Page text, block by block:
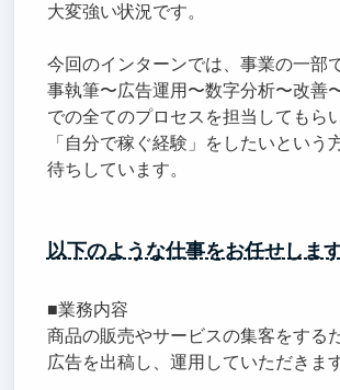
大変強い状況です。
今回のインターンでは、事業の一部
事執筆〜広告運用〜数字分析〜改善
での全てのプロセスを担当してもら
「自分で稼ぐ経験」をしたいという
待ちしています。
以下のような仕事をお任せしま
■業務内容
商品の販売やサービスの集客をする
広告を出稿し、運用していただきます